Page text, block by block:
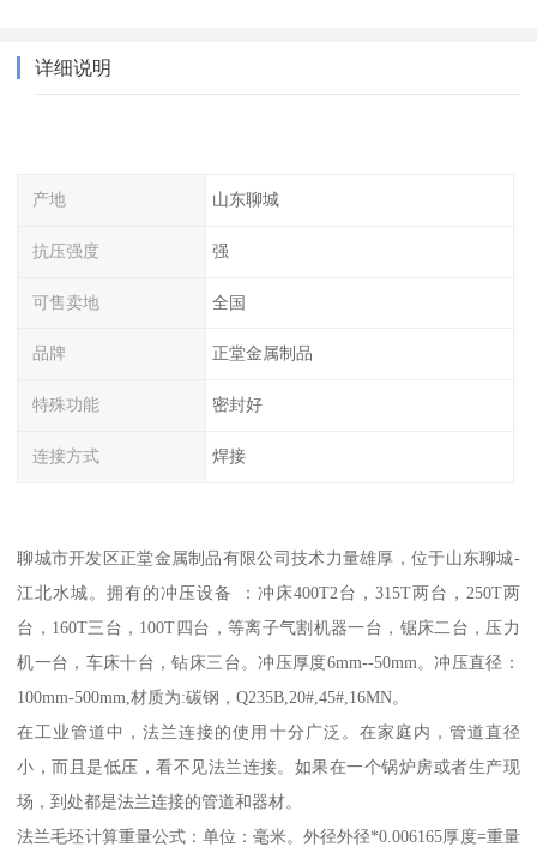
详细说明
产地 山东聊城
抗压强度 强
可售卖地 全国
品牌 正堂金属制品
特殊功能 密封好
连接方式 焊接
聊城市开发区正堂金属制品有限公司技术力量雄厚，位于山东聊城-
江北水城。拥有的冲压设备 ：冲床400T2台，315T两台，250T两
台，160T三台，100T四台，等离子气割机器一台，锯床二台，压力
机一台，车床十台，钻床三台。冲压厚度6mm--50mm。冲压直径：
100mm-500mm,材质为:碳钢，Q235B,20#,45#,16MN。
在工业管道中，法兰连接的使用十分广泛。在家庭内，管道直径
小，而且是低压，看不见法兰连接。如果在一个锅炉房或者生产现
场，到处都是法兰连接的管道和器材。
法兰毛坯计算重量公式：单位：毫米。外径外径*0.006165厚度=重量